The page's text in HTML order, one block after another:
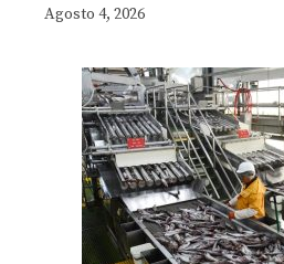
Agosto 4, 2026